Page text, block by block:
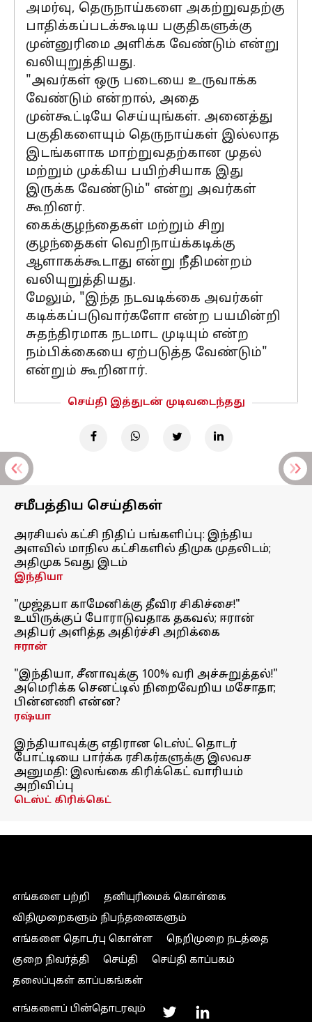
அமர்வு, தெருநாய்களை அகற்றுவதற்கு
பாதிக்கப்படக்கூடிய பகுதிகளுக்கு
முன்னுரிமை அளிக்க வேண்டும் என்று
வலியுறுத்தியது.
"அவர்கள் ஒரு படையை உருவாக்க
வேண்டும் என்றால், அதை
முன்கூட்டியே செய்யுங்கள். அனைத்து
பகுதிகளையும் தெருநாய்கள் இல்லாத
இடங்களாக மாற்றுவதற்கான முதல்
மற்றும் முக்கிய பயிற்சியாக இது
இருக்க வேண்டும்" என்று அவர்கள்
கூறினர்.
கைக்குழந்தைகள் மற்றும் சிறு
குழந்தைகள் வெறிநாய்க்கடிக்கு
ஆளாகக்கூடாது என்று நீதிமன்றம்
வலியுறுத்தியது.
மேலும், "இந்த நடவடிக்கை அவர்கள்
கடிக்கப்படுவார்களோ என்ற பயமின்றி
சுதந்திரமாக நடமாட முடியும் என்ற
நம்பிக்கையை ஏற்படுத்த வேண்டும்"
என்றும் கூறினார்.
செய்தி இத்துடன் முடிவடைந்தது
சமீபத்திய செய்திகள்
அரசியல் கட்சி நிதிப் பங்களிப்பு: இந்திய
அளவில் மாநில கட்சிகளில் திமுக முதலிடம்;
அதிமுக 5வது இடம்
இந்தியா
"முஜ்தபா காமேனிக்கு தீவிர சிகிச்சை!"
உயிருக்குப் போராடுவதாக தகவல்; ஈரான்
அதிபர் அளித்த அதிர்ச்சி அறிக்கை
ஈரான்
"இந்தியா, சீனாவுக்கு 100% வரி அச்சுறுத்தல்!"
அமெரிக்க செனட்டில் நிறைவேறிய மசோதா;
பின்னணி என்ன?
ரஷ்யா
இந்தியாவுக்கு எதிரான டெஸ்ட் தொடர்
போட்டியை பார்க்க ரசிகர்களுக்கு இலவச
அனுமதி: இலங்கை கிரிக்கெட் வாரியம்
அறிவிப்பு
டெஸ்ட் கிரிக்கெட்
எங்களை பற்றி
தனியுரிமைக் கொள்கை
விதிமுறைகளும் நிபந்தனைகளும்
எங்களை தொடர்பு கொள்ள
நெறிமுறை நடத்தை
குறை நிவர்த்தி
செய்தி
செய்தி காப்பகம்
தலைப்புகள் காப்பகங்கள்
எங்களைப் பின்தொடரவும்